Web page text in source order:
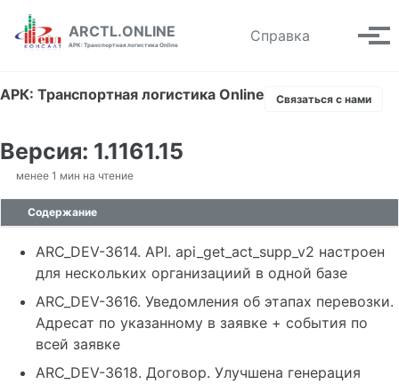
Skip to primary navigation
Skip to content
Skip to footer
ARCTL.ONLINE
АРК: Транспортная логистика Online
Справка Toggle
АРК: Транспортная логистика Online Связаться с нами
Версия: 1.1161.15
менее 1 мин на чтение
Содержание
ARC_DEV-3614. API. api_get_act_supp_v2 настроен
для нескольких организациий в одной базе
ARC_DEV-3616. Уведомления об этапах перевозки.
Адресат по указанному в заявке + события по
всей заявке
ARC_DEV-3618. Договор. Улучшена генерация